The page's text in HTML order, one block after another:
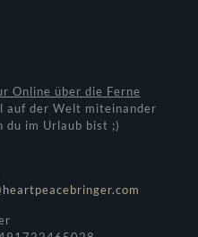
Online über die Ferne
auf der Welt miteinander
du im Urlaub bist ;)